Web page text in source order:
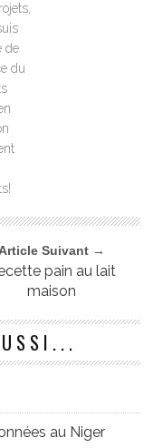
de
du
Article Suivant →
pain au lait
maison
au Niger